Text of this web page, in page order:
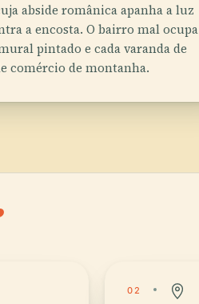
abside românica apanha a luz
a encosta. O bairro mal ocupa
pintado e cada varanda de
comércio de montanha.
02